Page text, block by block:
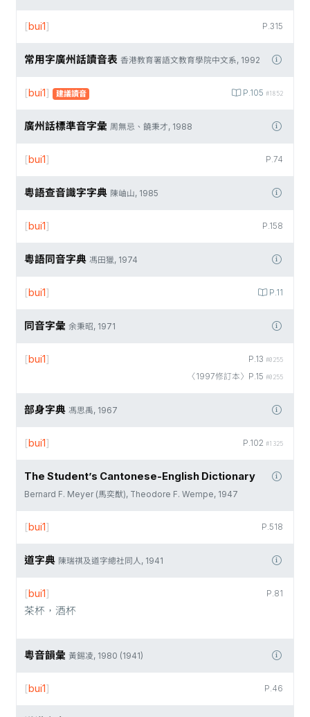
P.315
[bui1]
常用字廣州話讀音表 香港教育署語文教育學院中文系, 1992
P.105 #1852
[bui1] 建議讀音
廣州話標準音字彙 周無忌、饒秉才, 1988
P.74
[bui1]
粵語查音識字字典 陳岫山, 1985
P.158
[bui1]
粵語同音字典 馮田獵, 1974
P.11
[bui1]
同音字彙 余秉昭, 1971
P.13 #0255
〈1997修訂本〉P.15 #0255
[bui1]
部身字典 馮思禹, 1967
P.102 #1325
[bui1]
The Student’s Cantonese-English Dictionary
Bernard F. Meyer (馬奕猷), Theodore F. Wempe, 1947
P.518
[bui1]
道字典 陳瑞祺及道字總社同人, 1941
P.81
[bui1]
茶杯，酒杯
粵音韻彙 黃錫凌, 1980 (1941)
P.46
[bui1]